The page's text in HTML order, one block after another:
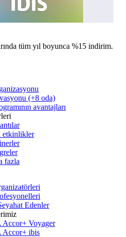
tüm yıl boyunca %15 indirim.
(+8 oda)
avantajları
etkinlikler
fazla
Edenler
Voyager
Accor+ ibis